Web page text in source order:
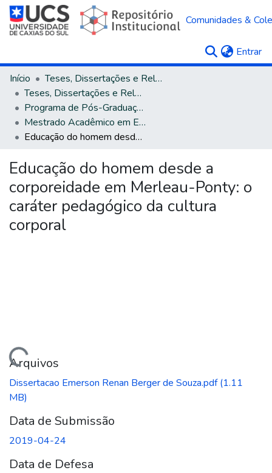
Comunidades &
Entrar
Início
Teses, Dissertações e Relatórios
Teses, Dissertações e Relatórios defendidos na UCS
Programa de Pós-Graduação em Educação
Mestrado Acadêmico em Educação
Educação do homem desde a corporeidade em Merleau-Ponty: o caráter pedagógico da cultura corporal
Educação do homem desde a
corporeidade em Merleau-Ponty: o
caráter pedagógico da cultura
corporal
Arquivos
Dissertacao Emerson Renan Berger de Souza.pdf(1.11
MB)
Data de Submissão
2019-04-24
Data de Defesa